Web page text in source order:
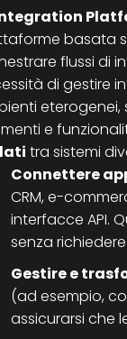
basata
flussi di
di gestire
eterogenei,
e
tra sistemi
Connettere
CRM, e-
interfacce API.
senza
Gestire e
(ad esempio,
assicurarsi che